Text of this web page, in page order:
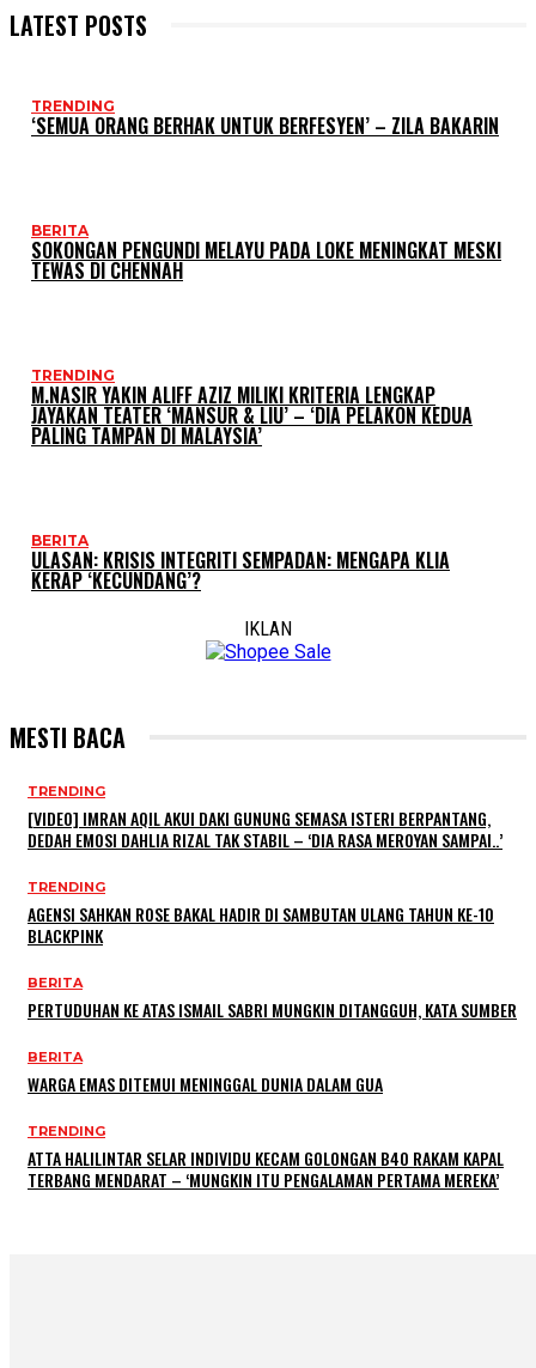
LATEST POSTS
TRENDING
‘SEMUA ORANG BERHAK UNTUK BERFESYEN’ – ZILA BAKARIN
BERITA
SOKONGAN PENGUNDI MELAYU PADA LOKE MENINGKAT MESKI
TEWAS DI CHENNAH
TRENDING
M.NASIR YAKIN ALIFF AZIZ MILIKI KRITERIA LENGKAP
JAYAKAN TEATER ‘MANSUR & LIU’ – ‘DIA PELAKON KEDUA
PALING TAMPAN DI MALAYSIA’
BERITA
ULASAN: KRISIS INTEGRITI SEMPADAN: MENGAPA KLIA
KERAP ‘KECUNDANG’?
IKLAN
MESTI BACA
TRENDING
[VIDEO] IMRAN AQIL AKUI DAKI GUNUNG SEMASA ISTERI BERPANTANG,
DEDAH EMOSI DAHLIA RIZAL TAK STABIL – ‘DIA RASA MEROYAN SAMPAI..’
TRENDING
AGENSI SAHKAN ROSE BAKAL HADIR DI SAMBUTAN ULANG TAHUN KE-10
BLACKPINK
BERITA
PERTUDUHAN KE ATAS ISMAIL SABRI MUNGKIN DITANGGUH, KATA SUMBER
BERITA
WARGA EMAS DITEMUI MENINGGAL DUNIA DALAM GUA
TRENDING
ATTA HALILINTAR SELAR INDIVIDU KECAM GOLONGAN B40 RAKAM KAPAL
TERBANG MENDARAT – ‘MUNGKIN ITU PENGALAMAN PERTAMA MEREKA’